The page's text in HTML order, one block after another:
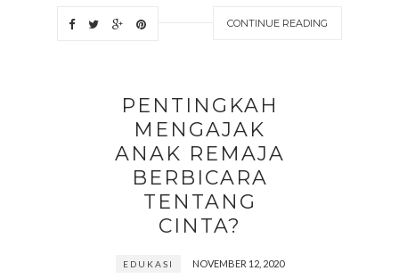
CONTINUE READING
PENTINGKAH
MENGAJAK
ANAK REMAJA
BERBICARA
TENTANG
CINTA?
EDUKASI NOVEMBER 12, 2020